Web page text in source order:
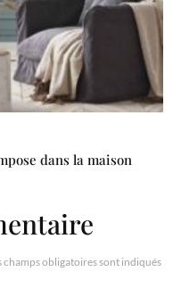
dans la maison
champs obligatoires sont indiqués